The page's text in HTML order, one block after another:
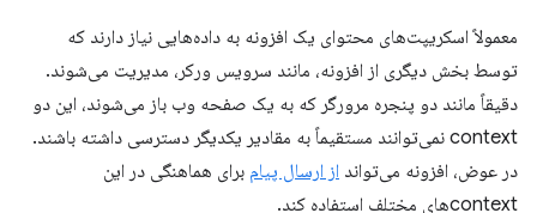
معمولاً اسکریپت‌های محتوای یک افزونه به داده‌هایی نیاز دارند که
توسط بخش دیگری از افزونه، مانند سرویس ورکر، مدیریت می‌شوند.
دقیقاً مانند دو پنجره مرورگر که به یک صفحه وب باز می‌شوند، این دو
context نمی‌توانند مستقیماً به مقادیر یکدیگر دسترسی داشته باشند.
در عوض، افزونه می‌تواند از ارسال پیام برای هماهنگی در این
contextهای مختلف استفاده کند.